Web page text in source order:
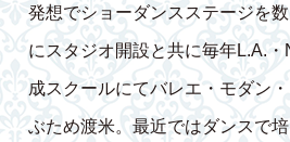
発想でショーダンスステージを
にスタジオ開設と共に毎年L.A.
成スクールにてバレエ・モダン
ぶため渡米。最近ではダンスで